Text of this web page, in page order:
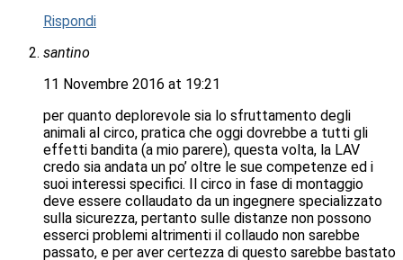
Rispondi
santino
11 Novembre 2016 at 19:21
per quanto deplorevole sia lo sfruttamento degli
animali al circo, pratica che oggi dovrebbe a tutti gli
effetti bandita (a mio parere), questa volta, la LAV
credo sia andata un po’ oltre le sue competenze ed i
suoi interessi specifici. Il circo in fase di montaggio
deve essere collaudato da un ingegnere specializzato
sulla sicurezza, pertanto sulle distanze non possono
esserci problemi altrimenti il collaudo non sarebbe
passato, e per aver certezza di questo sarebbe bastato